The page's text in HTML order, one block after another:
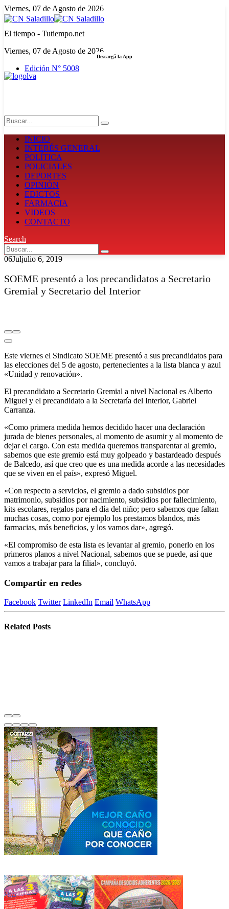
Viernes, 07 de Agosto de 2026
El tiempo - Tutiempo.net
Viernes, 07 de Agosto de 2026
Edición N° 5008
Descargá la App
INICIO
INTERÉS GENERAL
POLÍTICA
POLICIALES
DEPORTES
OPINIÓN
EDICTOS
FARMACIA
VIDEOS
CONTACTO
Search
06Juljulio 6, 2019
SOEME presentó a los precandidatos a Secretario
Gremial y Secretario del Interior
Este viernes el Sindicato SOEME presentó a sus precandidatos para
las elecciones del 5 de agosto, pertenecientes a la lista blanca y azul
«Unidad y renovación».
El precandidato a Secretario Gremial a nivel Nacional es Alberto
Miguel y el precandidato a la Secretaría del Interior, Gabriel
Carranza.
«Como primera medida hemos decidido hacer una declaración
jurada de bienes personales, al momento de asumir y al momento de
dejar el cargo. Con esta medida queremos transparentar al gremio,
sabemos que este gremio está muy golpeado y bastardeado después
de Balcedo, así que creo que es una medida acorde a las necesidades
que se viven en el país», expresó Miguel.
«Con respecto a servicios, el gremio a dado subsidios por
matrimonio, subsidios por nacimiento, subsidios por fallecimiento,
kits escolares, regalos para el día del niño; pero sabemos que faltan
muchas cosas, como por ejemplo los prestamos blandos, más
farmacias, más beneficios, y los vamos dar», agregó.
«El compromiso de esta lista es levantar al gremio, ponerlo en los
primeros planos a nivel Nacional, sabemos que se puede, así que
vamos a trabajar para la filial», concluyó.
Compartir en redes
Facebook Twitter LinkedIn Email WhatsApp
Related Posts